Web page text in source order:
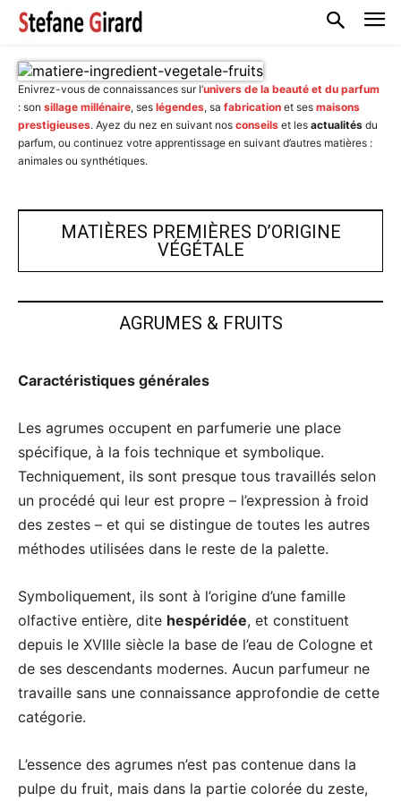
Enivrez-vous de connaissances sur l’univers de la beauté et du parfum
: son sillage millénaire, ses légendes, sa fabrication et ses maisons
prestigieuses. Ayez du nez en suivant nos conseils et les actualités du
parfum, ou continuez votre apprentissage en suivant d’autres matières :
animales ou synthétiques.
MATIÈRES PREMIÈRES D’ORIGINE
VÉGÉTALE
AGRUMES & FRUITS
Caractéristiques générales
Les agrumes occupent en parfumerie une place
spécifique, à la fois technique et symbolique.
Techniquement, ils sont presque tous travaillés selon
un procédé qui leur est propre – l’expression à froid
des zestes – et qui se distingue de toutes les autres
méthodes utilisées dans le reste de la palette.
Symboliquement, ils sont à l’origine d’une famille
olfactive entière, dite hespéridée, et constituent
depuis le XVIIIe siècle la base de l’eau de Cologne et
de ses descendants modernes. Aucun parfumeur ne
travaille sans une connaissance approfondie de cette
catégorie.
L’essence des agrumes n’est pas contenue dans la
pulpe du fruit, mais dans la partie colorée du zeste,